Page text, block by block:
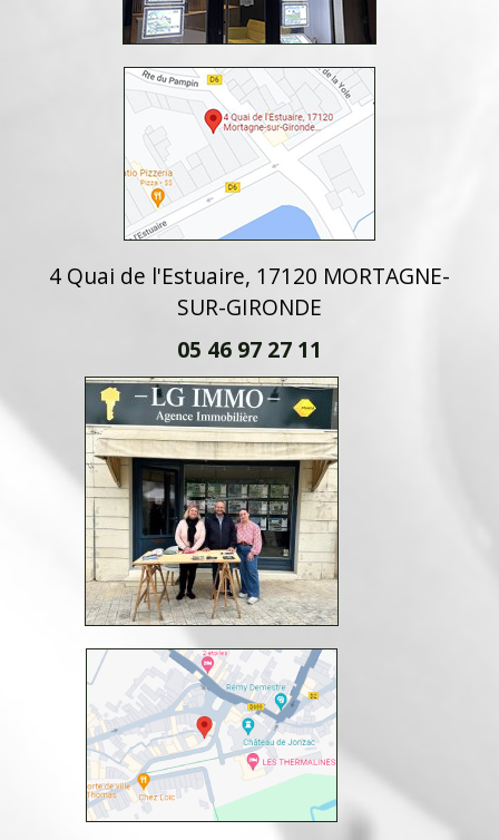
4 Quai de l'Estuaire, 17120 MORTAGNE-
SUR-GIRONDE
05 46 97 27 11